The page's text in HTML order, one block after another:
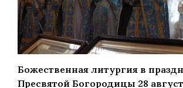
Божественная литургия в
Пресвятой Богородицы 28